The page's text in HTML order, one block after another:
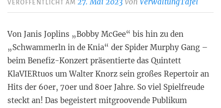
VERÖFFENTLICHT AM
Von Janis Joplins „Bobby McGee“ bis hin zu den
„Schwammerln in de Knia“ der Spider Murphy Gang –
beim Benefiz-Konzert präsentierte das Quintett
KlaVIERtuos um Walter Knorz sein großes Repertoir an
Hits der 60er, 70er und 80er Jahre. So viel Spielfreude
steckt an! Das begeistert mitgroovende Publikum